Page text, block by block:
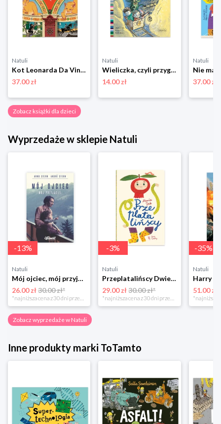
Natuli
Kot Leonarda Da Vinci Totamto
37.00 zł
Natuli
Wieliczka, czyli przygoda w kopalni. Czytam sobie. Poziom 3 Harper colins / harper kids
14.00 zł
Natuli
37.00 zł
Zobacz książki dla dzieci
Wyprzedaże w sklepie Natuli
-13%
Natuli
Mój ojciec, mój przyjaciel Element
26.00 zł30.00 zł*
-3%
Natuli
Przeplatalińscy Dwie siostry
29.00 zł 30.00 zł*
-35%
Natuli
51.00 zł
Zobacz wyprzedaże w Natuli
Inne produkty marki ToTamto